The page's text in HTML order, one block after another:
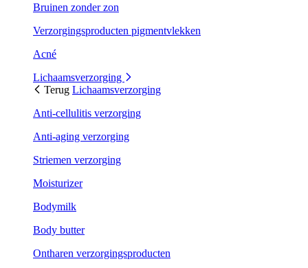
Bruinen zonder zon
Verzorgingsproducten pigmentvlekken
Acné
Lichaamsverzorging
Terug Lichaamsverzorging
Anti-cellulitis verzorging
Anti-aging verzorging
Striemen verzorging
Moisturizer
Bodymilk
Body butter
Ontharen verzorgingsproducten